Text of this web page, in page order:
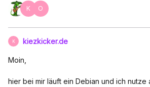
K O
K kiezkicker.de
Moin,
hier bei mir läuft ein Debian und ich nutze